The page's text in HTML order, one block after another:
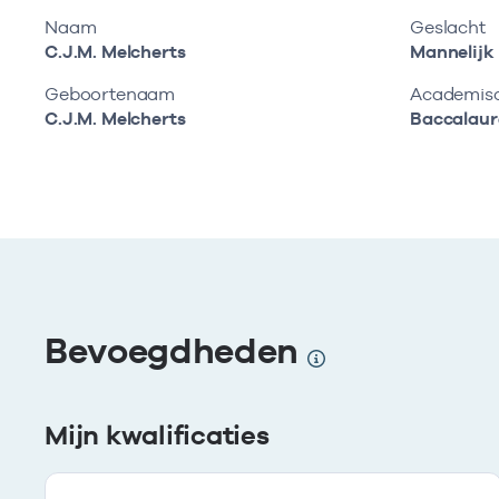
Naam
C.J.M. Melcherts
Geboortenaam
C.J.M. Melcherts
Geslacht
Mannelijk
Bevoegdheden
Mijn kwalificaties